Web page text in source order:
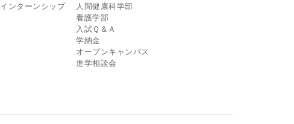
インターンシップ
人間健康科学部
看護学部
入試Ｑ＆Ａ
学納金
オープンキャンパス
進学相談会